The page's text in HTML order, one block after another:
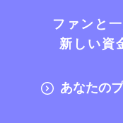
ファンと
新しい資
あなたの